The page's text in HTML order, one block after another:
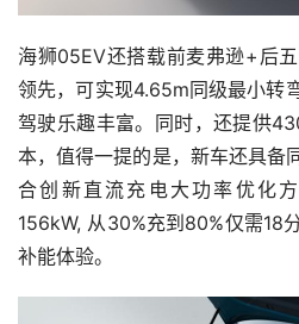
海狮05EV还搭载前麦弗逊+后
领先，可实现4.65m同级最小转
驾驶乐趣丰富。同时，还提供
本，值得一提的是，新车还具备
合创新直流充电大功率优化
156kW, 从30%充到80%仅需18
补能体验。